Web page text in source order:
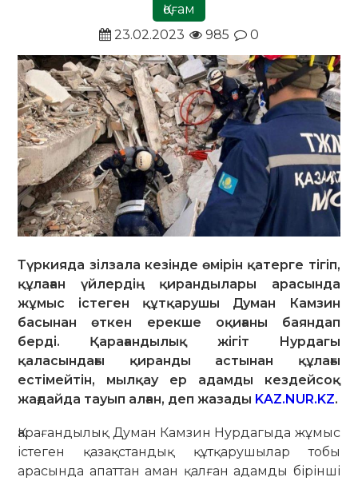
Қоғам
23.02.2023
985 0
Түркияда зілзала кезінде өмірін қатерге тігіп,
құлаған үйлердің қирандылары арасында
жұмыс істеген құтқарушы Думан Камзин
басынан өткен ерекше оқиғаны баяндап
берді. Қарағандылық жігіт Нурдагы
қаласындағы қиранды астынан құлағы
естімейтін, мылқау ер адамды кездейсоқ
жағдайда тауып алған, деп жазады KAZ.NUR.KZ.
Қарағандылық Думан Камзин Нурдагыда жұмыс
істеген қазақстандық құтқарушылар тобы
арасында апаттан аман қалған адамды бірінші